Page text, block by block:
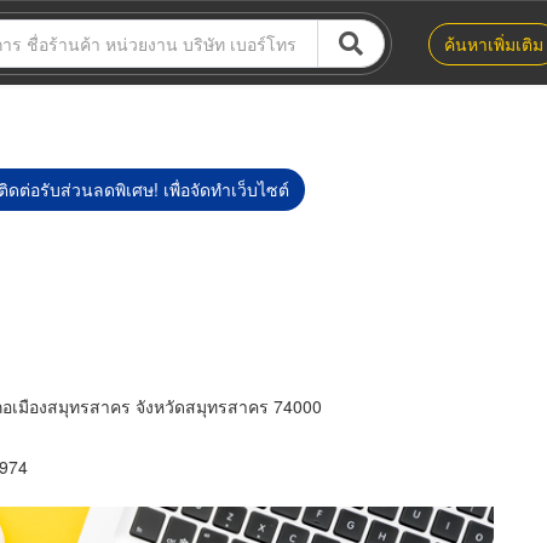
ค้นหาเพิ่มเติม
ต่อรับส่วนลดพิเศษ! เพื่อจัดทำเว็บไซต์
เมืองสมุทรสาคร จังหวัดสมุทรสาคร 74000